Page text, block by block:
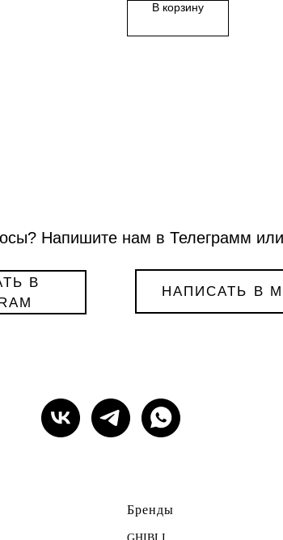
В корзину
Напишите нам в Телеграмм или
НАПИСАТЬ В
В
Бренды